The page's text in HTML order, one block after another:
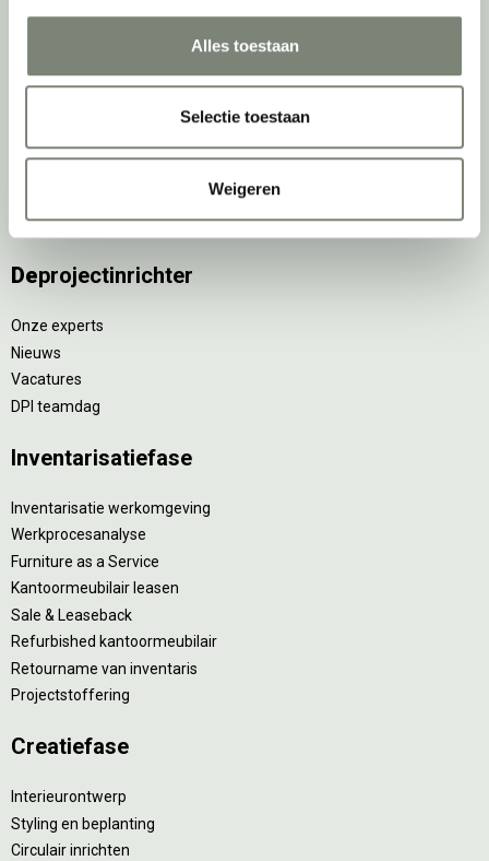
Alles toestaan
Selectie toestaan
Weigeren
Stoelen
Verlichting
Accessoires
Deprojectinrichter
Onze experts
Nieuws
Vacatures
DPI teamdag
Inventarisatiefase
Inventarisatie werkomgeving
Werkprocesanalyse
Furniture as a Service
Kantoormeubilair leasen
Sale & Leaseback
Refurbished kantoormeubilair
Retourname van inventaris
Projectstoffering
Creatiefase
Interieurontwerp
Styling en beplanting
Circulair inrichten